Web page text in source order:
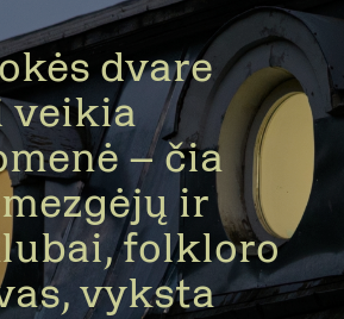
dvare
veikia
– čia
ir
folkloro
vyksta